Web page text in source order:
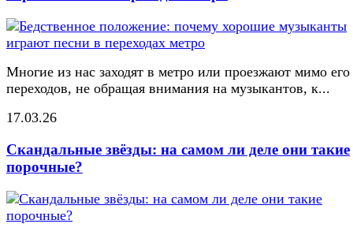
Многие из нас заходят в метро или проезжают мимо его
переходов, не обращая внимания на музыкантов, к...
17.03.26
Скандальные звёзды: на самом ли деле они такие
порочные?